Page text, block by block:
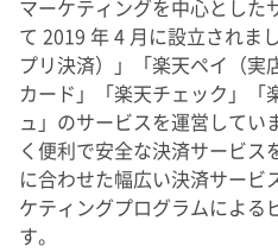
マーケティングを中心とした
て 2019 年 4 月に設立されま
プリ決済）」「楽天ペイ（実
カード」「楽天チェック」「
ュ」のサービスを運営して
く便利で安全な決済サービス
に合わせた幅広い決済サービ
ケティングプログラムによる
す。